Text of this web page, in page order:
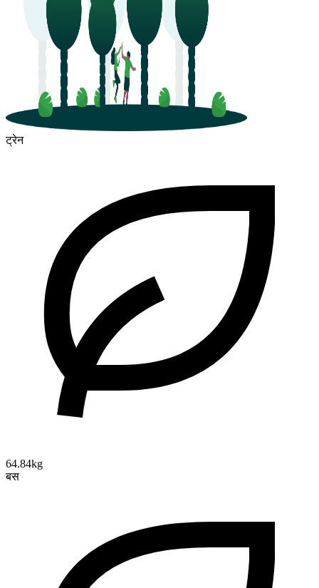
ट्रेन
64.84kg
बस